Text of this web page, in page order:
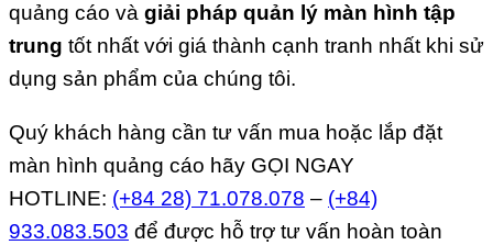
quảng cáo và giải pháp quản lý màn hình tập
trung tốt nhất với giá thành cạnh tranh nhất khi sử
dụng sản phẩm của chúng tôi.
Quý khách hàng cần tư vấn mua hoặc lắp đặt
màn hình quảng cáo hãy GỌI NGAY
HOTLINE: (+84 28) 71.078.078 – (+84)
933.083.503 để được hỗ trợ tư vấn hoàn toàn